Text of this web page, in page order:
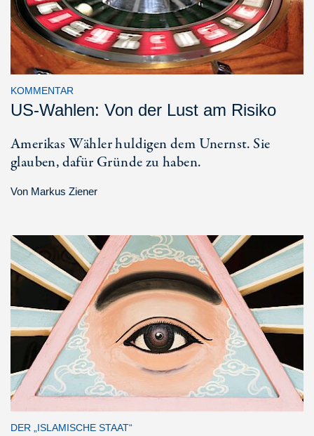
KOMMENTAR
US-Wahlen: Von der Lust am Risiko
Amerikas Wähler huldigen dem Unernst. Sie
glauben, dafür Gründe zu haben.
Von Markus Ziener
DER „ISLAMISCHE STAAT“